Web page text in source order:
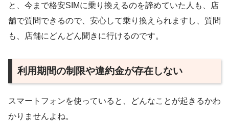
と、今まで格安SIMに乗り換えるのを諦めていた人も、店
舗で質問できるので、安心して乗り換えられますし、質問
も、店舗にどんどん聞きに行けるのです。
利用期間の制限や違約金が存在しない
スマートフォンを使っていると、どんなことが起きるかわ
かりませんよね。